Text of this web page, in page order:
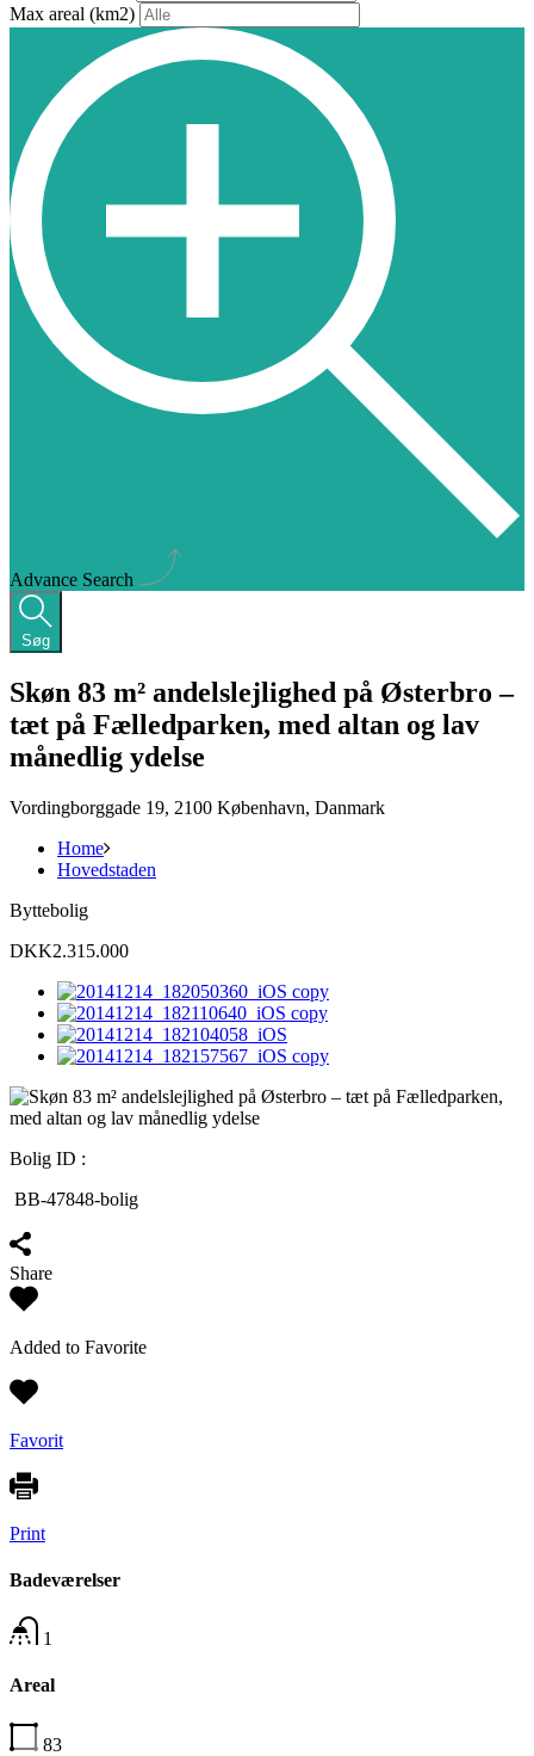
Max areal (km2)
Advance Search
Søg
Skøn 83 m² andelslejlighed på Østerbro –
tæt på Fælledparken, med altan og lav
månedlig ydelse
Vordingborggade 19, 2100 København, Danmark
Home
Hovedstaden
Byttebolig
DKK2.315.000
Bolig ID :
BB-47848-bolig
Share
Added to Favorite
Favorit
Print
Badeværelser
1
Areal
83